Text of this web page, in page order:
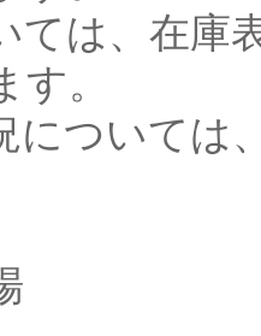
は、在庫
。
については